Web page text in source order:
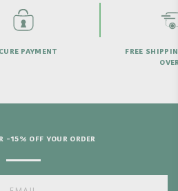
PAYMENT
FREE
-15% OFF YOUR ORDER